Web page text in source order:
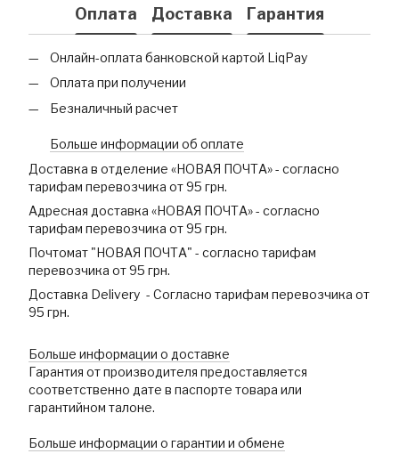
Оплата Доставка Гарантия
Онлайн-оплата банковской картой LiqPay
Оплата при получении
Безналичный расчет
Больше информации об оплате
Доставка в отделение «НОВАЯ ПОЧТА» - согласно
тарифам перевозчика от 95 грн.
Адресная доставка «НОВАЯ ПОЧТА» - согласно
тарифам перевозчика от 95 грн.
Почтомат "НОВАЯ ПОЧТА" - согласно тарифам
перевозчика от 95 грн.
Доставка Delivery - Согласно тарифам перевозчика от
95 грн.
Больше информации о доставке
Гарантия от производителя предоставляется
соответственно дате в паспорте товара или
гарантийном талоне.
Больше информации о гарантии и обмене